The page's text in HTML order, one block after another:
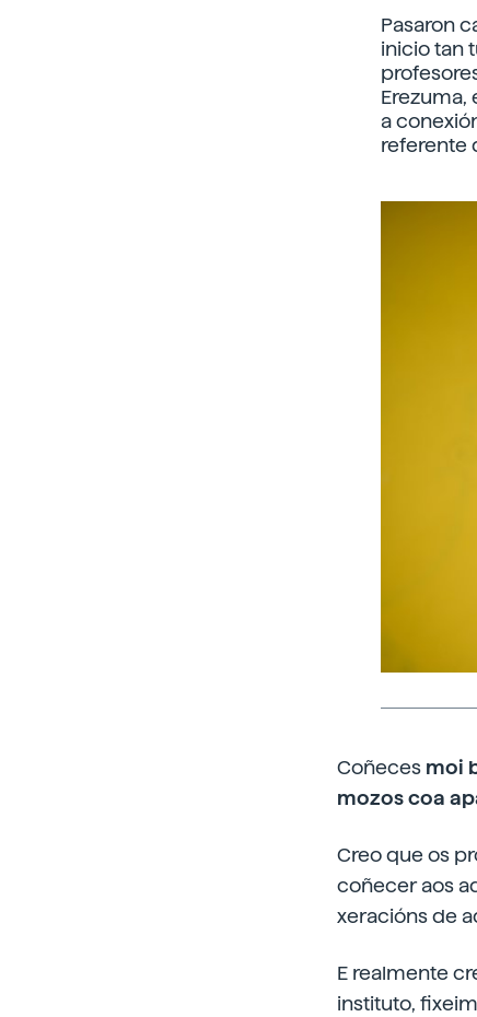
Pasaron
inicio tan
Erezuma,
a
referente
Coñeces moi
mozos coa
Creo que os
coñecer aos
xeracións de
E realmente
instituto,